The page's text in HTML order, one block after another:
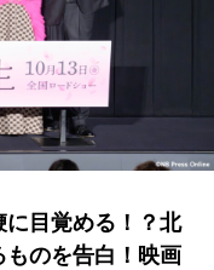
目覚める！？北
のを告白！映画